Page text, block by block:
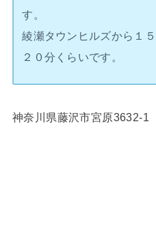
す。
綾瀬タウンヒルズから１
２０分くらいです。
神奈川県藤沢市宮原3632-1